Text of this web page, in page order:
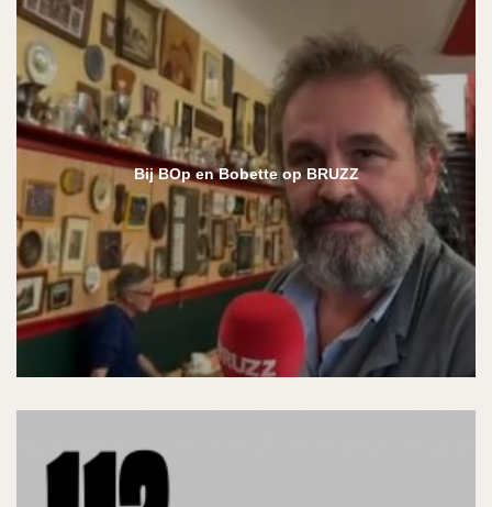
Bij BOp en Bobette op BRUZZ